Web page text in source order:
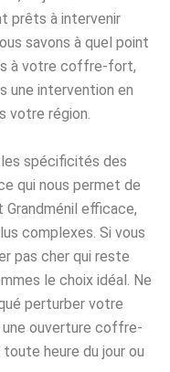
prêts à intervenir
savons à quel point
à votre coffre-fort,
une intervention en
votre région.
spécificités des
qui nous permet de
efficace,
complexes. Si vous
pas cher qui reste
le choix idéal. Ne
perturber votre
ouverture coffre-
heure du jour ou